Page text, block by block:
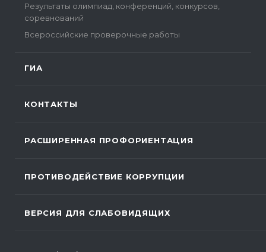
Результаты олимпиад, конференций, конкурсов,
соревнований
Всероссийские проверочные работы
ГИА
КОНТАКТЫ
РАСШИРЕННАЯ ПРОФОРИЕНТАЦИЯ
ПРОТИВОДЕЙСТВИЕ КОРРУПЦИИ
ВЕРСИЯ ДЛЯ СЛАБОВИДЯЩИХ